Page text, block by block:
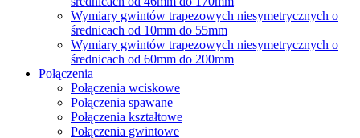
Wymiary gwintów trapezowych niesymetrycznych o
średnicach od 10mm do 55mm
Wymiary gwintów trapezowych niesymetrycznych o
średnicach od 60mm do 200mm
Połączenia
Połączenia wciskowe
Połączenia spawane
Połączenia kształtowe
Połączenia gwintowe